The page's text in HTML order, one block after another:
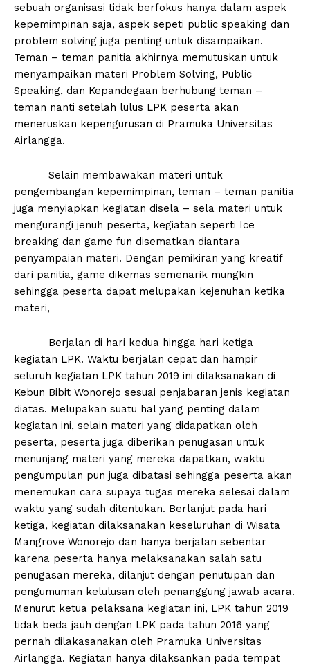
sebuah organisasi tidak berfokus hanya dalam aspek
kepemimpinan saja, aspek sepeti public speaking dan
problem solving juga penting untuk disampaikan.
Teman – teman panitia akhirnya memutuskan untuk
menyampaikan materi Problem Solving, Public
Speaking, dan Kepandegaan berhubung teman –
teman nanti setelah lulus LPK peserta akan
meneruskan kepengurusan di Pramuka Universitas
Airlangga.
Selain membawakan materi untuk
pengembangan kepemimpinan, teman – teman panitia
juga menyiapkan kegiatan disela – sela materi untuk
mengurangi jenuh peserta, kegiatan seperti Ice
breaking dan game fun disematkan diantara
penyampaian materi. Dengan pemikiran yang kreatif
dari panitia, game dikemas semenarik mungkin
sehingga peserta dapat melupakan kejenuhan ketika
materi,
Berjalan di hari kedua hingga hari ketiga
kegiatan LPK. Waktu berjalan cepat dan hampir
seluruh kegiatan LPK tahun 2019 ini dilaksanakan di
Kebun Bibit Wonorejo sesuai penjabaran jenis kegiatan
diatas. Melupakan suatu hal yang penting dalam
kegiatan ini, selain materi yang didapatkan oleh
peserta, peserta juga diberikan penugasan untuk
menunjang materi yang mereka dapatkan, waktu
pengumpulan pun juga dibatasi sehingga peserta akan
menemukan cara supaya tugas mereka selesai dalam
waktu yang sudah ditentukan. Berlanjut pada hari
ketiga, kegiatan dilaksanakan keseluruhan di Wisata
Mangrove Wonorejo dan hanya berjalan sebentar
karena peserta hanya melaksanakan salah satu
penugasan mereka, dilanjut dengan penutupan dan
pengumuman kelulusan oleh penanggung jawab acara.
Menurut ketua pelaksana kegiatan ini, LPK tahun 2019
tidak beda jauh dengan LPK pada tahun 2016 yang
pernah dilakasanakan oleh Pramuka Universitas
Airlangga. Kegiatan hanya dilaksankan pada tempat